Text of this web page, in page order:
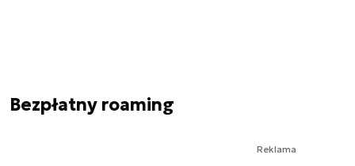
Bezpłatny roaming
Reklama